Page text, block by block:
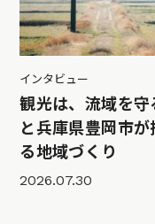
インタビュー
観光は、流域を
と兵庫県豊岡市
る地域づくり
2026.07.30